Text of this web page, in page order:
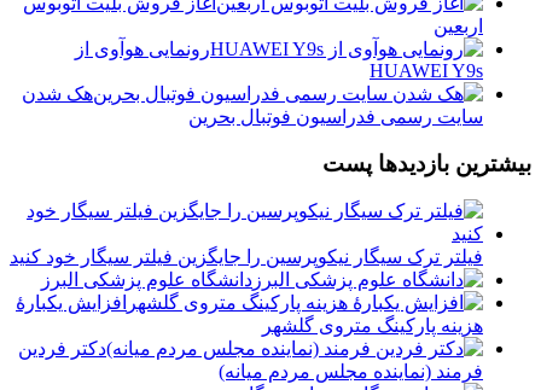
اربعین
رونمایی هوآوی از
HUAWEI Y9s
هک شدن
سایت رسمی فدراسیون فوتبال بحرین
بیشترین بازدیدها پست
فیلتر ترک سیگار نیکوپرسین را جایگزین فیلتر سیگار خود کنید
دانشگاه علوم پزشکی البرز
افزایش یکبارۀ
هزینه پارکینگ متروی گلشهر
دكتر فردين
فرمند (نماينده مجلس مردم میانه)